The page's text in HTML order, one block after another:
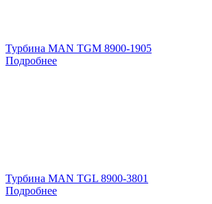
Турбина MAN TGM 8900-1905
Подробнее
Турбина MAN TGL 8900-3801
Подробнее